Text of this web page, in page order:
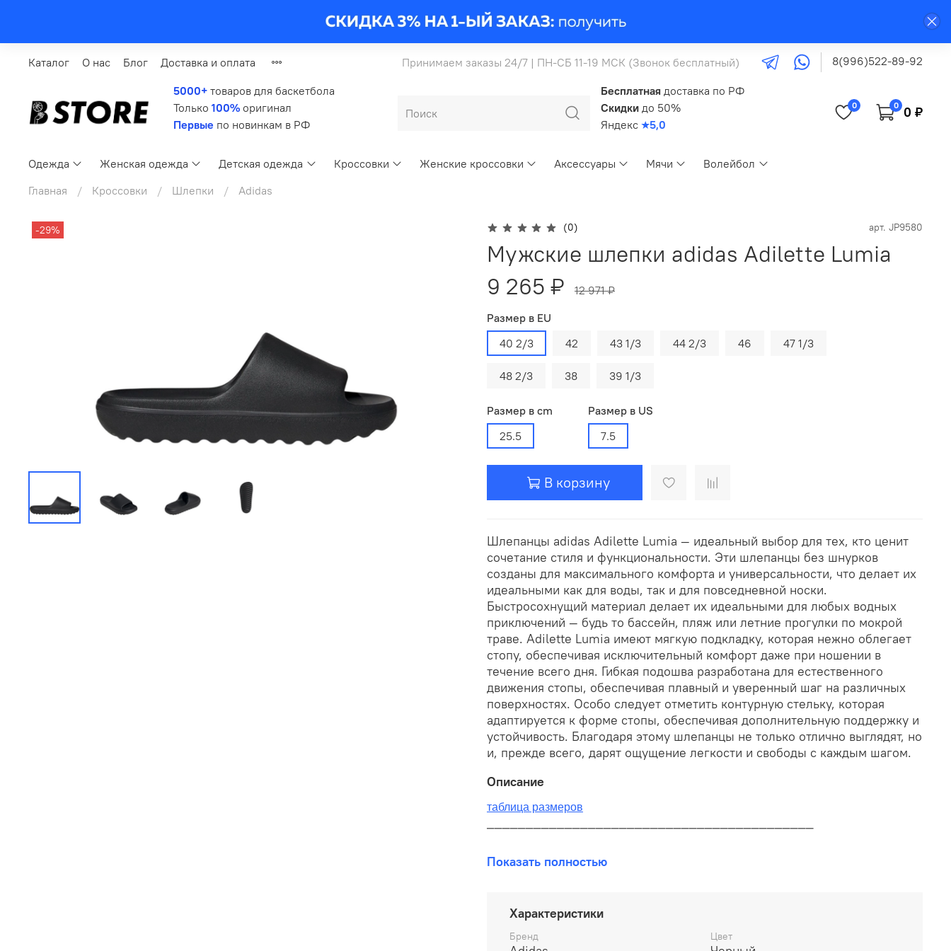
Каталог О нас Блог Доставка и оплата Принимаем заказы 24/7 | ПН-СБ 11-19 МСК (Звонок бесплатный) 8(996)522-89-92
5000+ товаров для баскетбола
Только 100% оригинал
Первые по новинкам в РФ
Бесплатная доставка по РФ
Скидки до 50%
Яндекс ★5,0
0 0 0 ₽
Одежда Женская одежда Детская одежда Кроссовки Женские кроссовки Аксессуары Мячи
Волейбол
Главная
Кроссовки Шлепки Adidas
-29% (0) арт. JP9580
Мужские шлепки adidas Adilette Lumia
9 265 ₽
12 971 ₽
Размер в EU
40 2/3
42 43 1/3 44 2/3 46 47 1/3
48 2/3 38 39 1/3
Размер в cm
25.5
Размер в US
7.5
В корзину
Шлепанцы adidas Adilette Lumia — идеальный выбор для тех, кто ценит
сочетание стиля и функциональности. Эти шлепанцы без шнурков
созданы для максимального комфорта и универсальности, что делает их
идеальными как для воды, так и для повседневной носки.
Быстросохнущий материал делает их идеальными для любых водных
приключений — будь то бассейн, пляж или летние прогулки по мокрой
траве. Adilette Lumia имеют мягкую подкладку, которая нежно облегает
стопу, обеспечивая исключительный комфорт даже при ношении в
течение всего дня. Гибкая подошва разработана для естественного
движения стопы, обеспечивая плавный и уверенный шаг на различных
поверхностях. Особо следует отметить контурную стельку, которая
адаптируется к форме стопы, обеспечивая дополнительную поддержку и
устойчивость. Благодаря этому шлепанцы не только отлично выглядят, но
и, прежде всего, дарят ощущение легкости и свободы с каждым шагом.
Описание
таблица размеров
__________________________________________
Бесплатная доставка:
Показать полностью
Характеристики
Бренд Цвет